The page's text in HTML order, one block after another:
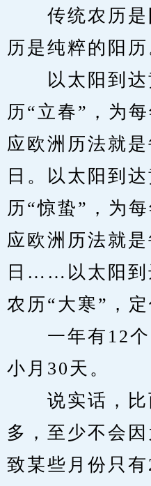
传统农历是
历是纯粹的阳历
以太阳到达
历“立春”，为
应欧洲历法就
日。以太阳到
历“惊蛰”，为
应欧洲历法就
日……以太阳到
农历“大寒”，定
一年有12个
小月30天。
说实话，比
多，至少不会
致某些月份只有